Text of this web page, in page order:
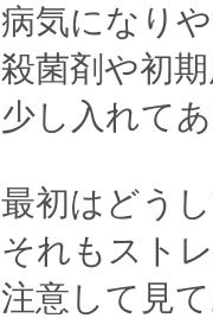
病気になり
殺菌剤や初
少し入れて
最初はどう
それもスト
注意して見